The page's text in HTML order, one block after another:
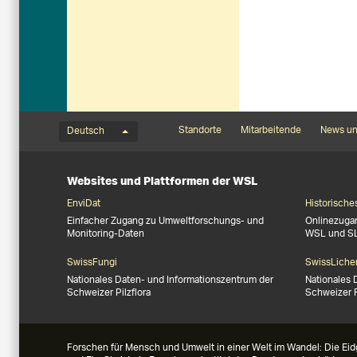
Sprachmenü
Deutsch
Footernavigation
Standorte Mitarbeitende News
Websites und Plattformen der WSL
EnviDat
Einfacher Zugang zu Umweltforschungs- und
Monitoring-Daten
WSL und
SwissFungi
Nationales Daten- und Informationszentrum der
Schweizer Pilzflora
Nationales
Schweizer
Forschen für Mensch und Umwelt in einer Welt im Wandel: Die